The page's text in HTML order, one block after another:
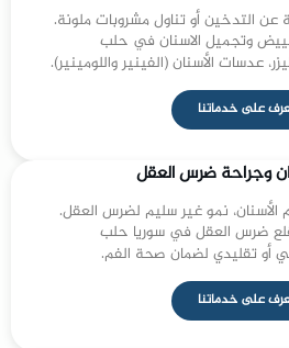
عن التدخين أو تناول مشروبات ملونة.
عدسات الأسنان (الفينير واللومينير).
على خدماتنا
وجراحة ضرس العقل
الأسنان، نمو غير سليم لضرس العقل.
أو تقليدي لضمان صحة الفم.
على خدماتنا